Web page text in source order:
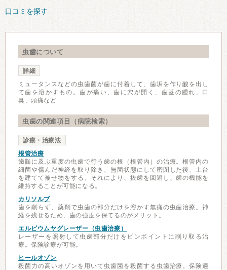
口コミを探す
虫歯について
詳細
ミュータンスなどの虫歯菌が歯に付着して、歯垢を作り酸を出し
て歯を溶かすもの。歯が痛い、歯に穴が開く、歯茎の腫れ、口
臭、頭痛など
虫歯の関連項目（病院検索）
診療・治療法
根管治療
歯髄に及ぶ重度の虫歯で行う歯の根（根管内）の治療。根管内の
細菌や傷んだ神経を取り除き、無菌状態にして密閉した後、土台
を建てて被せ物をする。それにより、抜歯を回避し、歯の機能を
維持することが可能になる。
カリソルブ
歯を削らず、薬剤で虫歯の部分だけを溶かす無痛の虫歯治療。神
経を残せるため、歯の強度を保てるのがメリット。
エルビウムヤグレーザー（虫歯治療）
レーザーを照射して虫歯部分だけをピンポイントに削り取る治
療。保険診療が可能。
ヒールオゾン
殺菌力の高いオゾンを用いて虫歯菌を殺菌する虫歯治療。保険適